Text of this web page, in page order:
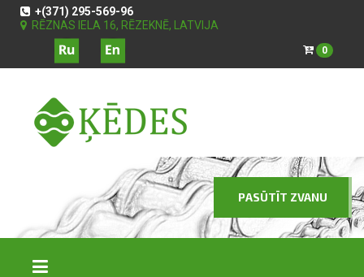
+(371) 295-569-96
RĒZNAS IELA 16, RĒZEKNĒ, LATVIJA
0
PASŪTĪT ZVANU